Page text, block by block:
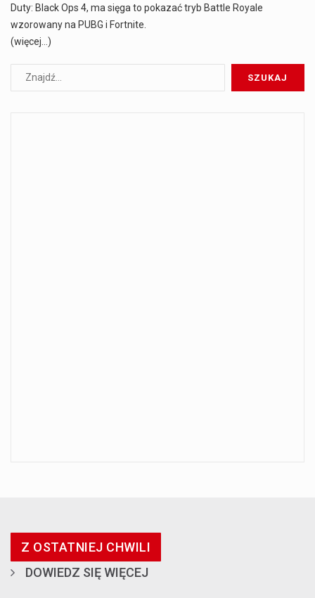
Duty: Black Ops 4, ma sięga to pokazać tryb Battle Royale
wzorowany na PUBG i Fortnite.
(więcej…)
Z OSTATNIEJ CHWILI
DOWIEDZ SIĘ WIĘCEJ